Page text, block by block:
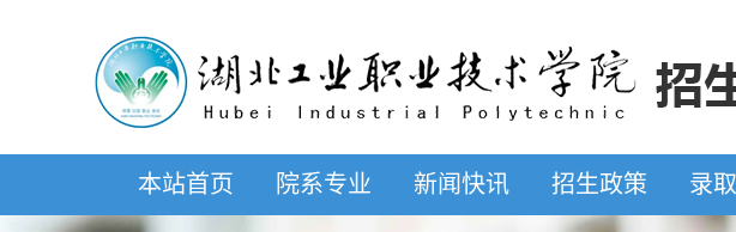
本站首页 院系专业 新闻快讯 招生政策 录